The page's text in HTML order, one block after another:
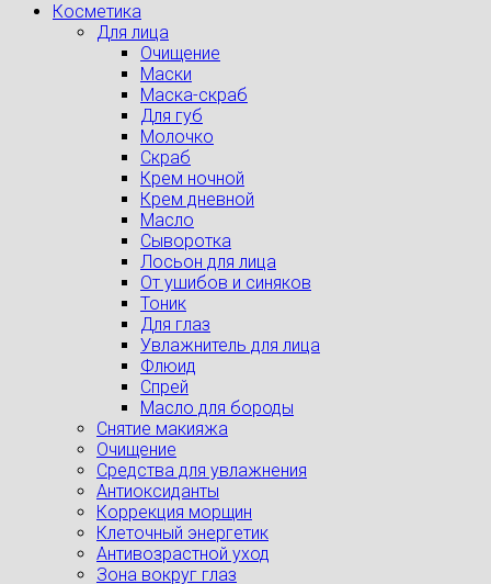
Косметика
Для лица
Очищение
Маски
Маска-скраб
Для губ
Молочко
Скраб
Крем ночной
Крем дневной
Масло
Сыворотка
Лосьон для лица
От ушибов и синяков
Тоник
Для глаз
Увлажнитель для лица
Флюид
Спрей
Масло для бороды
Снятие макияжа
Очищение
Средства для увлажнения
Антиоксиданты
Коррекция морщин
Клеточный энергетик
Антивозрастной уход
Зона вокруг глаз